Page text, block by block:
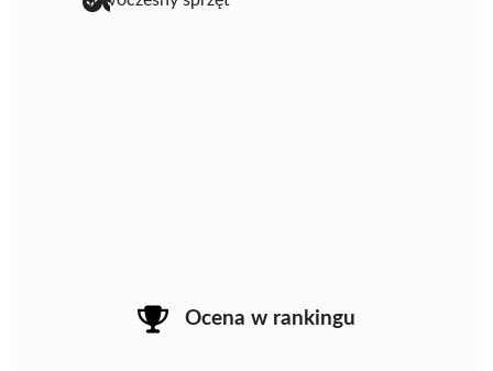
Ocena w rankingu